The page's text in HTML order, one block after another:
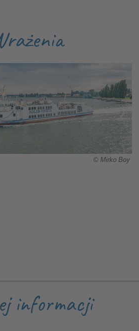
© Mirko Boy
informacji